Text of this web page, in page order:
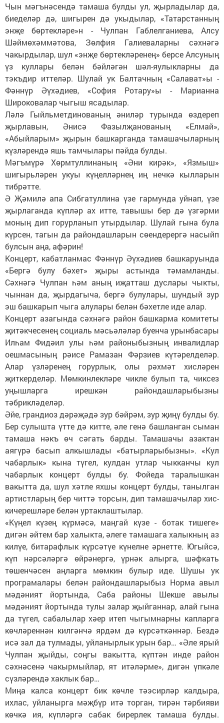
Чын мәгънәсендә тамаша булды ул, җырладылар да,
биеделәр дә, шигырен дә укыдылар, «Татарстанның
энҗе бөртекләре»н - Чулпан Габлелганиева, Алсу
Шәймөхәммәтова, Зөлфия Галиеваларны сәхнәгә
чакырдылар, шул «энҗе бөртекләренең» берсе Алсуның
үз куллары белән бәйләгән шәл-яулыкларны да
тэкъдир иттеләр. Шулай ук Балтачның «Салават»ы -
Фәннүр Әүхәдиев, «София Ротару»ы - Марианна
Широковалар чыгыш ясадылар.
Ләлә Гыйльметдинованың әниләр турында өздереп
җырлавын, Әнисә Фазылҗанованың «Елмай»,
«Абыйларым» җырын башкарганда тамашачыларның
күзләрендә яшь тамчылары пәйда булды.
Мәгъмүрә Хөрмтуллинаның «Әни кирәк», «Язмыш»
шигырьләрен укуы күңелләрнең иң нечкә кылларын
тибрәтте.
Ә Җәмилә апа Сибгатуллина үзе гармунда уйнап, үзе
җырлаганда күпләр ах итте, тавышы бер дә үзгәрми
моның дип горурланып утырдылар. Шулай гына була
күрсен, тагын да райондашларын сөендерергә насыйп
булсын аңа, афәрин!
Концерт, кабатланмас Фәннүр Әүхәдиев башкаруында
«Бергә булу бәхет» җыры астында тәмамланды.
Сәхнәгә Чулпан һәм аның иҗатташ дуслары чыкты,
чыннан да, җырдагыча, бергә булулары, шундый зур
эш башкарып чыга алулары белән бәхетле иде алар.
Концерт азагында сәхнәгә район башкарма комитеты
җитәкчесенең социаль мәсьәләләр буенча урынбасары
Илһам Фидәил улы һәм районыбызның инвалидлар
оешмасының рәисе Рамазан Фәрзиев күтәрелделәр.
Алар үзләренең горурлык, олы рәхмәт хисләрен
җиткерделәр. Мөмкинлекләре чикле булып та, чиксез
уңышларга ирешкән райондашларыбызны
тәбрикләделәр.
Әйе, грандиоз дәрәҗәдә зур бәйрәм, зур җиңү булды бу.
Бер сулышта үтте дә китте, әле генә башланган сыман
тамаша нәкъ өч сәгать барды. Тамашачы азактан
аягүрә басып алкышлады «батырларыбызны». «Кул
чабарлык» кына түгел, кулдан утлар чыкканчы кул
чабарлык концерт булды бу. Фойеда таралышкан
вакытта да, шул хәтле яхшы концерт булды, танылган
артистларың бер читтә торсын, дип тамашачылар хис-
кичерешләре белән уртаклаштылар.
«Күңел күзең күрмәсә, маңгай күзе - ботак тишеге»
дигән әйтем бар халыкта, әлеге тамашага халыкның аз
килүе, битарафлык күрсәтүе күнелне әрнетте. Югыйсә,
күп нәрсәләргә өйрәнергә, үрнәк алырга, шәфкать
төшенчәсен аңларга мөмкин булыр иде. Шушы ук
програмалары белән райондашларыбыз Норма авыл
мәдәният йортында, Саба районы Шекше авылы
мәдәният йортында тулы залар җыйганнар, алай гына
да түгел, сабалылар хәер итеп чыгымнарны капларга
көчләреннән килгәнчә ярдәм дә күрсәткәннәр. Бездә
исә зал да тулмады, уйланырлык урын бар… «Әле ярый
Чулпан җыйды, соңгы вакытта, күптән инде район
сәхнәсенә чакырмыйлар, ят итәләрме», дигән үпкәле
сүзләрендә хаклык бар…
Миңа калса концерт бик көчле тәэсирләр калдыра,
ихлас, уйланырга мәҗбүр итә торган, тирән тәрбияви
көчкә ия, күпләргә сабак бирерлек тамаша булды.